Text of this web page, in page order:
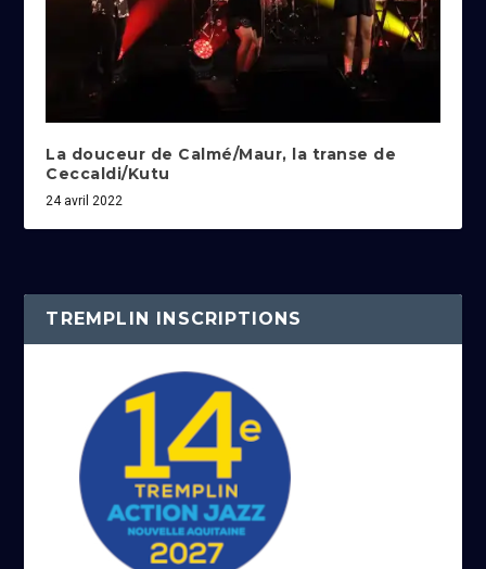
La douceur de Calmé/Maur, la transe de
Ceccaldi/Kutu
24 avril 2022
TREMPLIN INSCRIPTIONS